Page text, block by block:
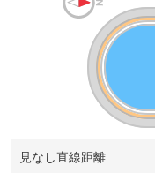
見なし直線距離